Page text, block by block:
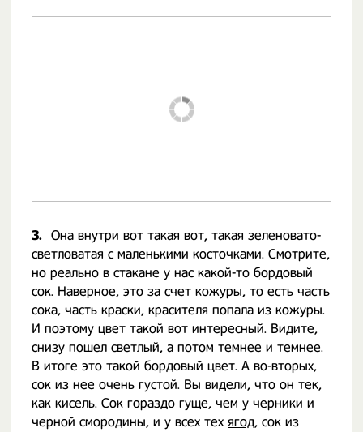
3. Она внутри вот такая вот, такая зеленовато-
светловатая с маленькими косточками. Смотрите,
но реально в стакане у нас какой-то бордовый
сок. Наверное, это за счет кожуры, то есть часть
сока, часть краски, красителя попала из кожуры.
И поэтому цвет такой вот интересный. Видите,
снизу пошел светлый, а потом темнее и темнее.
В итоге это такой бордовый цвет. А во-вторых,
сок из нее очень густой. Вы видели, что он тек,
как кисель. Сок гораздо гуще, чем у черники и
черной смородины, и у всех тех ягод, сок из